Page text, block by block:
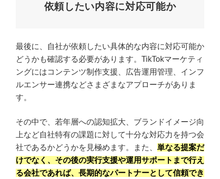
依頼したい内容に対応可能か
最後に、自社が依頼したい具体的な内容に対応可能か
どうかも確認する必要があります。TikTokマーケティ
ングにはコンテンツ制作支援、広告運用管理、インフ
ルエンサー連携などさまざまなアプローチがありま
す。
その中で、若年層への認知拡大、ブランドイメージ向
上など自社特有の課題に対して十分な対応力を持つ会
社であるかどうかを見極めます。また、 単なる提案だ
けでなく、その後の実行支援や運用サポートまで行え
る会社であれば、長期的なパートナーとして信頼でき